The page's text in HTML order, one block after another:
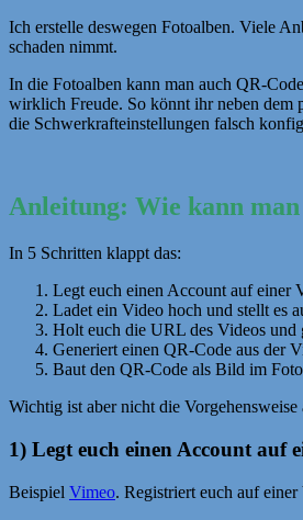
Ich erstelle deswegen Fotoalben. Viele
schaden nimmt.
In die Fotoalben kann man auch QR-
wirklich Freude. So könnt ihr neben dem
die Schwerkrafteinstellungen falsch
Anleitung: Wie kann
In 5 Schritten klappt das:
Legt euch einen Account auf einer
Ladet ein Video hoch und stellt es
Holt euch die URL des Videos und
Generiert einen QR-Code aus der
Baut den QR-Code als Bild im
Wichtig ist aber nicht die
1) Legt euch einen Account auf
Beispiel Vimeo. Registriert euch auf